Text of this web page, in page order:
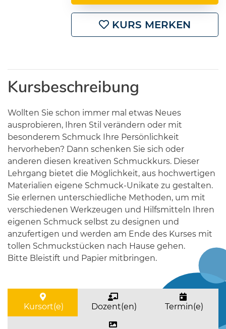
KURS MERKEN
Kursbeschreibung
Wollten Sie schon immer mal etwas Neues
ausprobieren, Ihren Stil verändern oder mit
besonderem Schmuck Ihre Persönlichkeit
hervorheben? Dann schenken Sie sich oder
anderen diesen kreativen Schmuckkurs. Dieser
Lehrgang bietet die Möglichkeit, aus hochwertigen
Materialien eigene Schmuck-Unikate zu gestalten.
Sie erlernen unterschiedliche Methoden, um mit
verschiedenen Werkzeugen und Hilfsmitteln Ihren
eigenen Schmuck selbst zu designen und
anzufertigen und werden am Ende des Kurses mit
tollen Schmuckstücken nach Hause gehen.
Bitte Bleistift und Papier mitbringen.
Kursort(e) Dozent(en) Termin(e)